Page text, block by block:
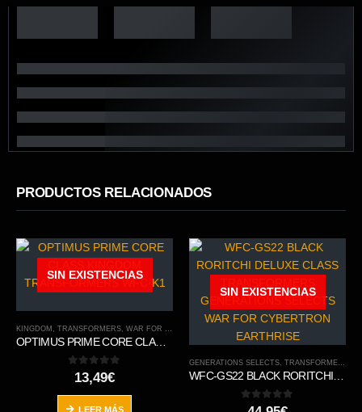
PRODUCTOS RELACIONADOS
SIN EXISTENCIAS
KINGDOM , TRANSFORMERS, WAR FOR CYBERTRON TRILOGY
OPTIMUS PRIME CORE CLASS KINGDOM TRANSFORMERS WFC-K1
out of 5
13,49€
LEER MÁS
SIN EXISTENCIAS
GENERATIONS SELECTS, TRANSFORMERS
WFC-GS22 BLACK RORITCHI DELUXE CLASS TRANSFORMERS GENERATIONS SELECTS WAR FOR CYBERTRON EARTHRISE
out of 5